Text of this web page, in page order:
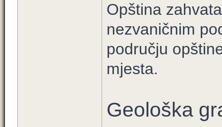
Opština
nezvaničnim
području
mjesta.
Geološka